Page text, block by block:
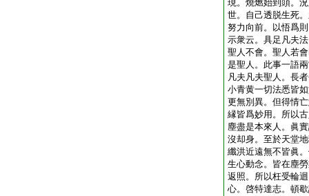
現。燒燃始到頭。
世。自己透脱生死
努力向前。以悟爲
示衆云。具足凡夫
聖人不會。聖人若
是聖人。此事一語
凡夫凡夫聖人。長
小青黄一切法悉皆
更無別異。但得情
縁皆爲妙用。所以
塵盡是本來人。眞
沒却身。至於天堂
纖洪近遠無不皆眞
生心動念。皆在塵
返照。所以枉受輪
心。啓特達志。頓